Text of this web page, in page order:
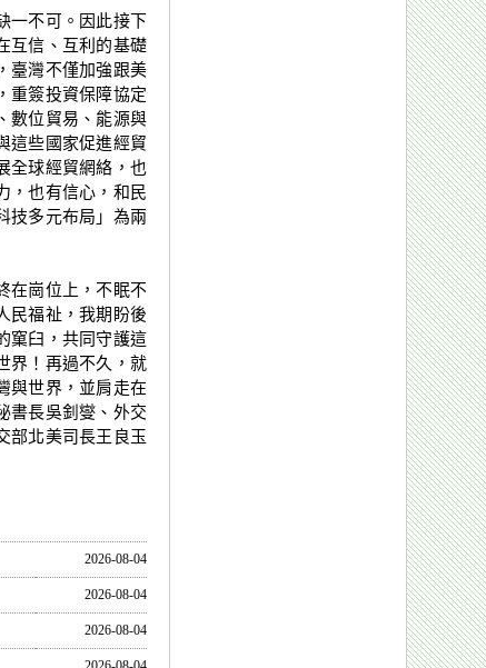
一不可。因此接下
互信、互利的基礎
臺灣不僅加強跟美
重簽投資保障協定
數位貿易、能源與
這些國家促進經貿
全球經貿網絡，也
，也有信心，和民
技多元布局」為兩
在崗位上，不眠不
民福祉，我期盼後
窠臼，共同守護這
界！再過不久，就
與世界，並肩走在
書長吳釗燮、外交
部北美司長王良玉
2026-08-04
2026-08-04
2026-08-04